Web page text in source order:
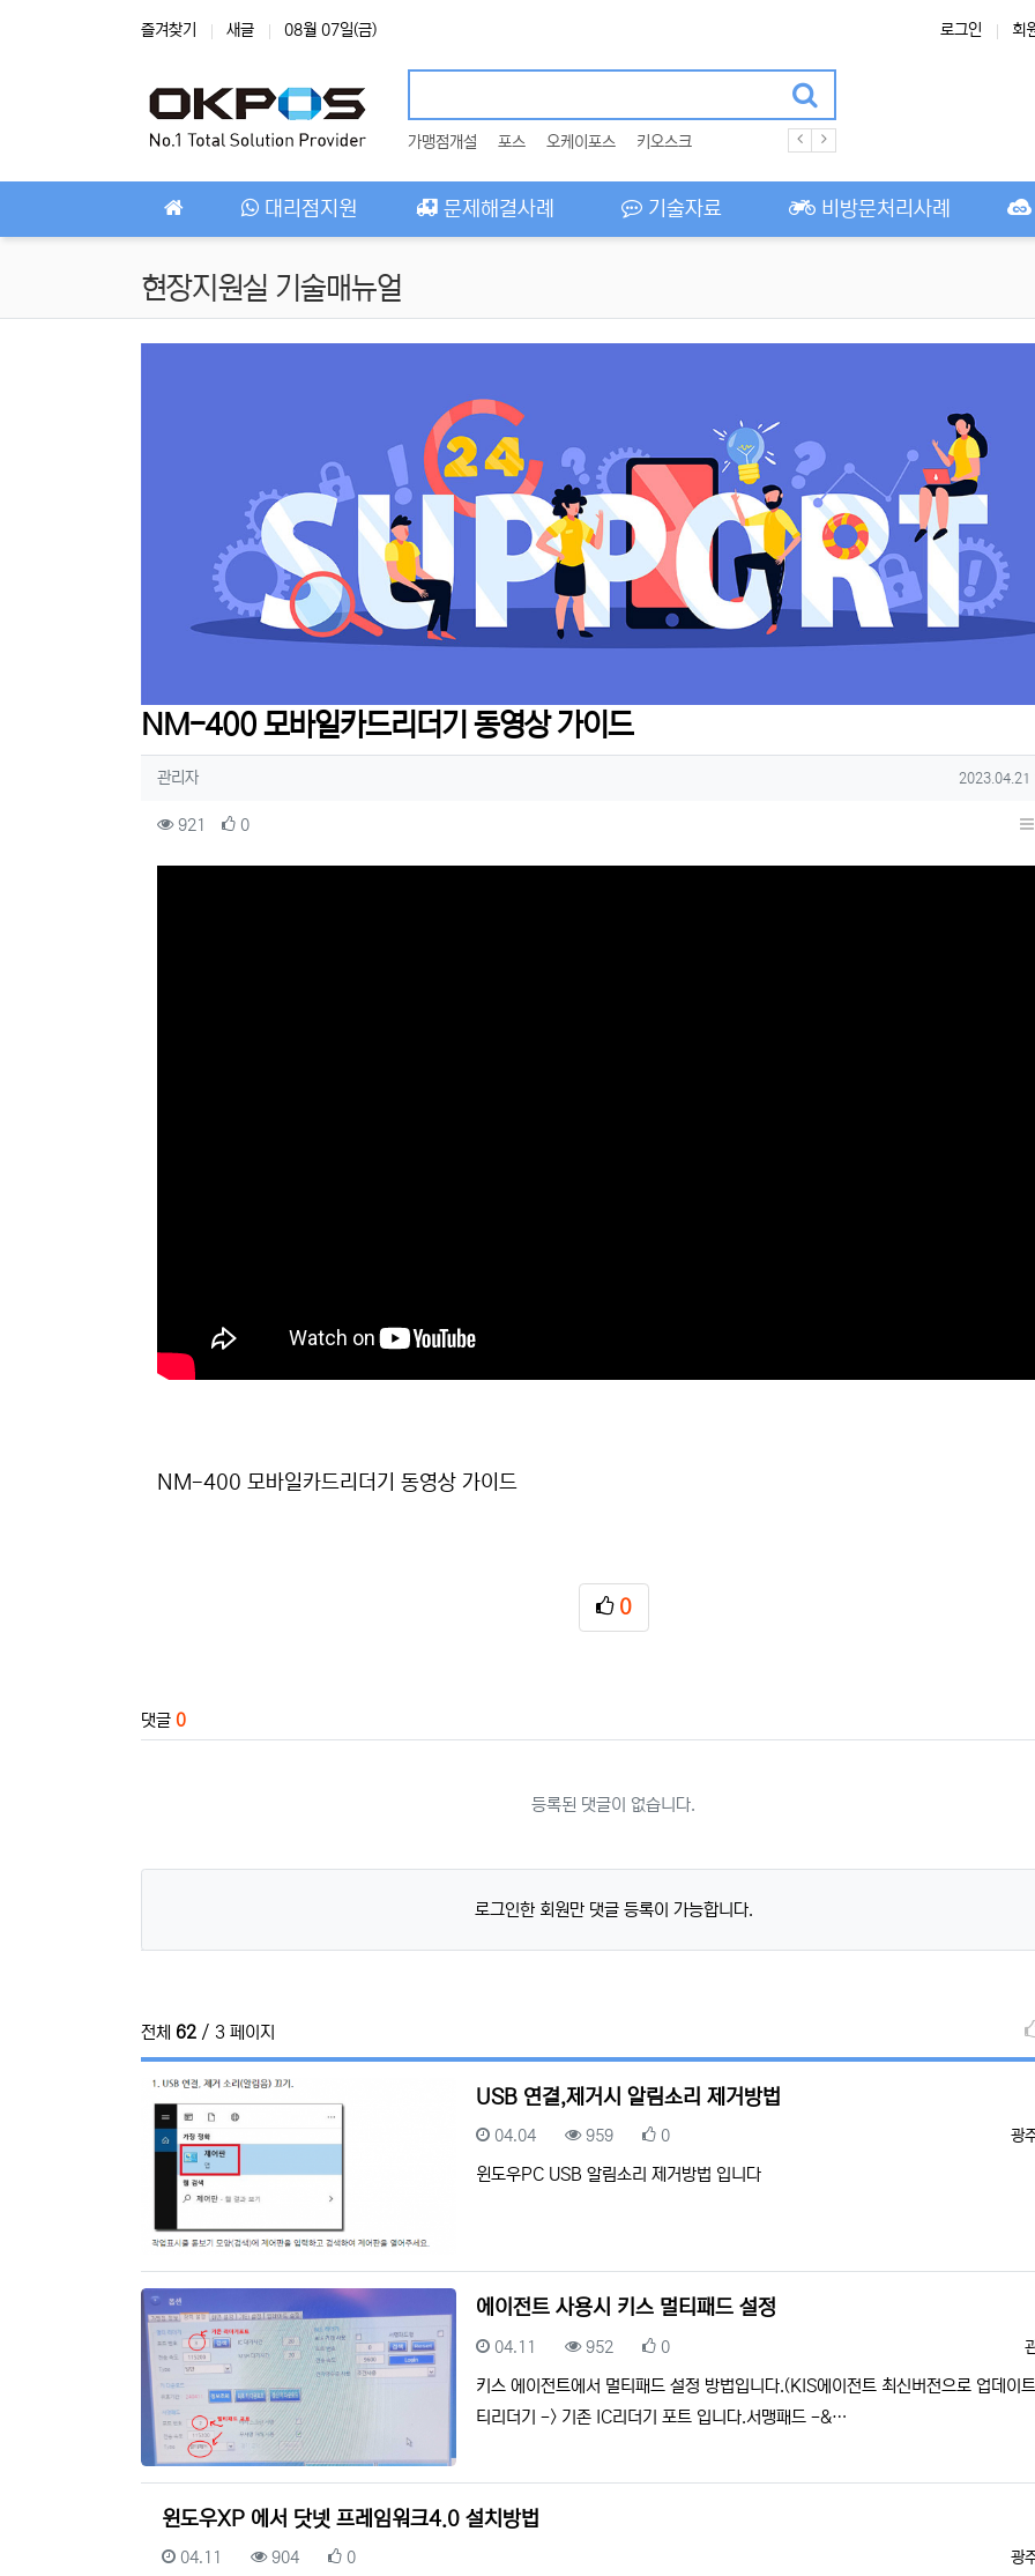
즐겨찾기 새글 08월 07일(금) 로그인 회
가맹점개설 포스 오케이포스 키오스크
대리점지원 문제해결사례 기술자료 비방문처리사례
현장지원실 기술매뉴얼
NM-400 모바일카드리더기 동영상 가이드
작성자 정보
관리자작성 작성일
2023.04.21
컨텐츠 정보
921 조회 0추천
NM-400 모바일카드리더기 동영상 가이드
0
추천
댓글 0
등록된 댓글이 없습니다.
로그인한 회원만 댓글 등록이 가능합니다.
전체 62 / 3 페이지
USB 연결,제거시 알림소리 제거방법
등
광
등록일
04.04 조회
959 추천
0
윈도우PC USB 알림소리 제거방법 입니다
에이전트 사용시 키스 멀티패드 설정
등록일
04.11 조회
952 추천
0
키스 에이전트에서 멀티패드 설정 방법입니다.(KIS에이전트 최신버전으로 업데이
티리더기 -> 기존 IC리더기 포트 입니다.서맹패드 -&…
윈도우XP 에서 닷넷 프레임워크4.0 설치방법
등
광
등록일
04.11 조회
904 추천
0